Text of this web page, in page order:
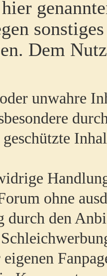
Dem
unwahre
ohne
durch den